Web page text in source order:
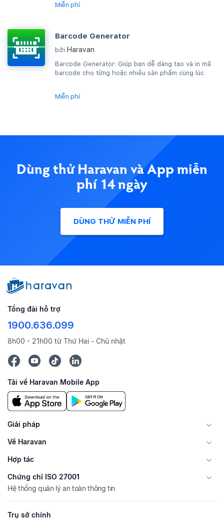
Miễn phí
Barcode Generator
bởi Haravan
Barcode Generator: Giúp bạn dễ dàng tạo và in mã
barcode cho từng hoặc nhiều sản phẩm cùng lúc
Miễn phí
Dùng thử Haravan và App miễn
phí 14 ngày
DÙNG THỬ MIỄN PHÍ
Tổng đài hỗ trợ
1900.636.099
8h00 - 21h00 từ Thứ Hai - Chủ nhật
Tải về Haravan Mobile App
Giải pháp
Về Haravan
Hợp tác
Chứng chỉ ISO 27001
Hệ thống quản lý an toàn thông tin
Trụ sở chính